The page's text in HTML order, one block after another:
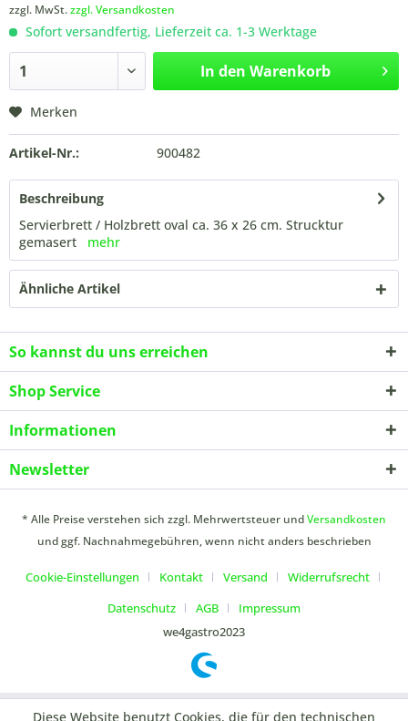
zzgl. MwSt.zzgl. Versandkosten
Sofort versandfertig, Lieferzeit ca. 1-3 Werktage
In den Warenkorb
Merken
Artikel-Nr.: 900482
Beschreibung
Servierbrett / Holzbrett oval ca. 36 x 26 cm. Strucktur
gemasert mehr
Ähnliche Artikel
So kannst du uns erreichen
Shop Service
Informationen
Newsletter
* Alle Preise verstehen sich zzgl. Mehrwertsteuer undVersandkosten
und ggf. Nachnahmegebühren, wenn nicht anders beschrieben
Cookie-Einstellungen Kontakt Versand
Widerrufsrecht
Datenschutz
AGB
Impressum
we4gastro2023
Diese Website benutzt Cookies, die für den technischen